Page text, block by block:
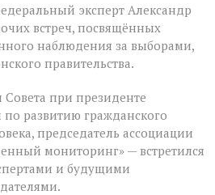
эксперт Александр
встреч, посвящённых
наблюдения за выборами,
правительства.
при президенте
развитию гражданского
председатель ассоциации
мониторинг» — встретился
и будущими